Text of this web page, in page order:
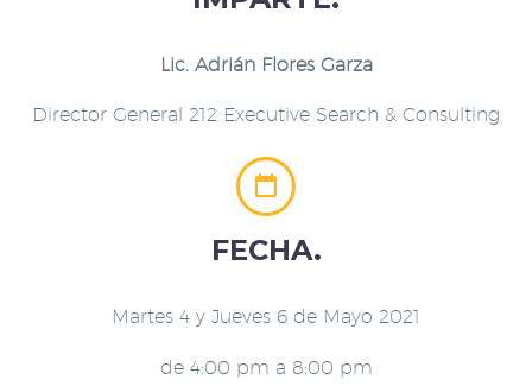
Lic. Adrián Flores Garza
Director General 212 Executive Search & Consulting


FECHA.
Martes 4 y Jueves 6 de Mayo 2021
de 4:00 pm a 8:00 pm